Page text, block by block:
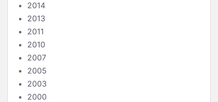
2014
2013
2011
2010
2007
2005
2003
2000